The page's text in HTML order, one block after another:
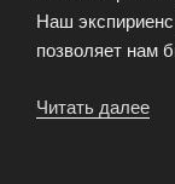
Наш
позволяет нам
Читать далее